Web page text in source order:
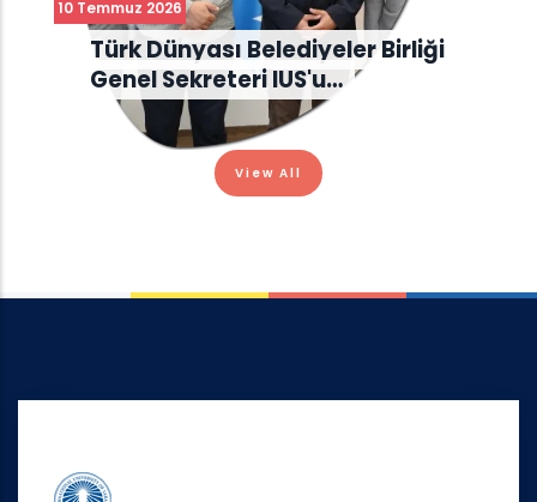
10 Temmuz 2026
Türk Dünyası Belediyeler Birliği
Genel Sekreteri IUS'u…
View All